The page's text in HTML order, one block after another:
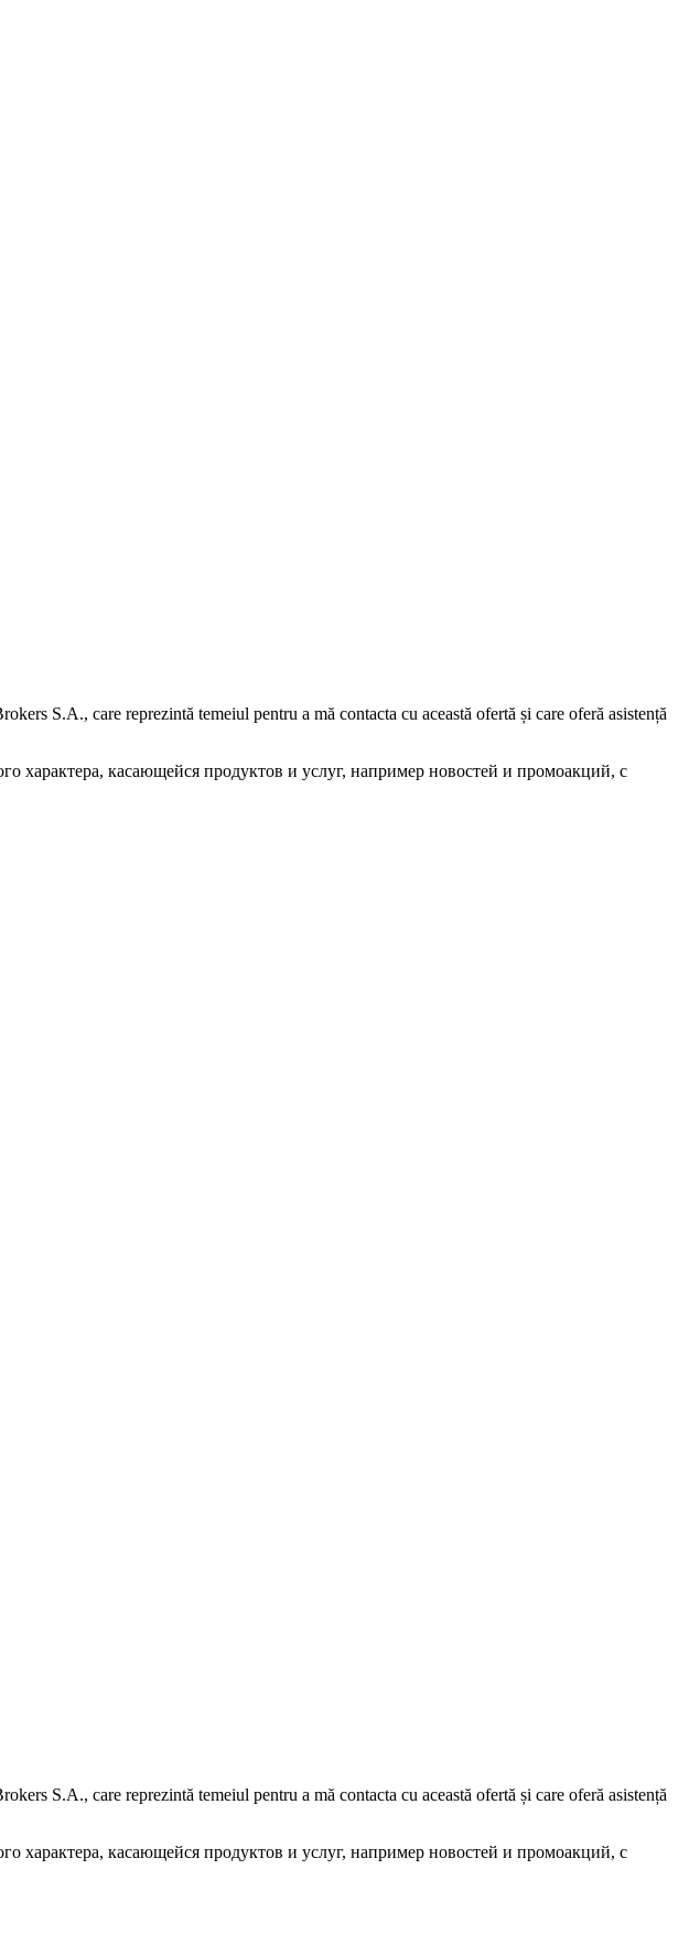
S.A., care reprezintă temeiul pentru a mă contacta cu această ofertă și care oferă asistență
касающейся продуктов и услуг, например новостей и промоакций, с
S.A., care reprezintă temeiul pentru a mă contacta cu această ofertă și care oferă asistență
касающейся продуктов и услуг, например новостей и промоакций, с